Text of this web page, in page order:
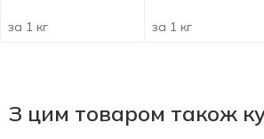
за 1 кг за 1 кг
З цим товаром також